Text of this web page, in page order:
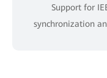
Support for
synchronization